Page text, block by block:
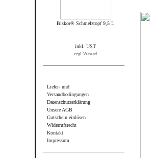
Biskor® Schmelztopf 9,5 L
inkl. UST
zzgl. Versand
Liefer- und
Versandbedingungen
Datenschutzerklärung
Unsere AGB
Gutschein einlösen
Widerrufsrecht
Kontakt
Impressum